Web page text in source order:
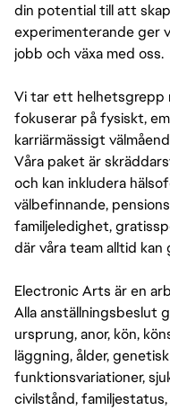
din potential till att
experimenterande ger
jobb och växa med oss.
Vi tar ett helhetsgrepp
fokuserar på fysiskt,
karriärmässigt
Våra paket är
och kan inkludera
välbefinnande,
familjeledighet,
där våra team alltid kan
Electronic Arts är en
Alla anställningsbeslut
ursprung, anor, kön,
läggning, ålder,
funktionsvariationer,
civilstånd,